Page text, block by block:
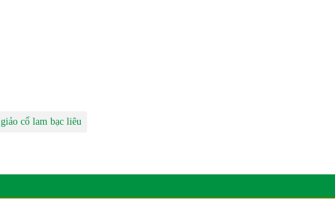
giảo cổ lam bạc liêu